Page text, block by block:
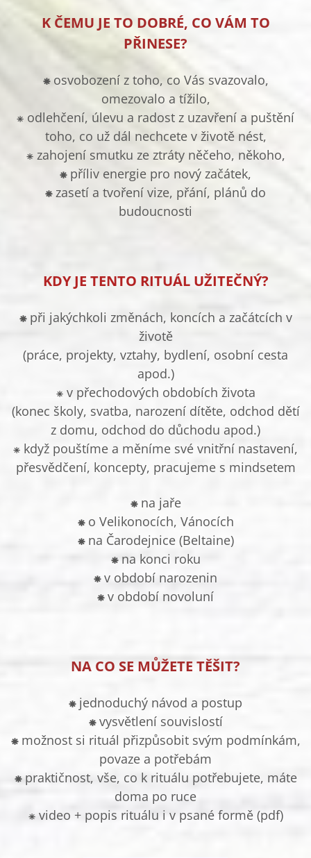
K ČEMU JE TO DOBRÉ, CO VÁM TO
PŘINESE?
⁕osvobození z toho, co Vás svazovalo,
omezovalo a tížilo,
⁕ odlehčení, úlevu a radost z uzavření a puštění
toho, co už dál nechcete v životě nést,
⁕ zahojení smutku ze ztráty něčeho, někoho,
⁕příliv energie pro nový začátek,
⁕zasetí a tvoření vize, přání, plánů do
budoucnosti
KDY JE TENTO RITUÁL UŽITEČNÝ?
⁕při jakýchkoli změnách, koncích a začátcích v
životě
(práce, projekty, vztahy, bydlení, osobní cesta
apod.)
⁕ v přechodových obdobích života
(konec školy, svatba, narození dítěte, odchod dětí
z domu, odchod do důchodu apod.)
⁕ když pouštíme a měníme své vnitřní nastavení,
přesvědčení, koncepty, pracujeme s mindsetem
⁕ na jaře
⁕o Velikonocích, Vánocích
⁕na Čarodejnice (Beltaine)
⁕na konci roku
⁕v období narozenin
⁕v období novoluní
NA CO SE MŮŽETE TĚŠIT?
⁕ jednoduchý návod a postup
⁕vysvětlení souvislostí
⁕možnost si rituál přizpůsobit svým podmínkám,
povaze a potřebám
⁕praktičnost, vše, co k rituálu potřebujete, máte
doma po ruce
⁕ video + popis rituálu i v psané formě (pdf)